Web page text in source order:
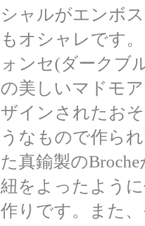
シャルがエンボ
もオシャレです
ォンセ(ダークブ
の美しいマドモ
ザインされたお
うなもので作ら
た真鍮製の
紐をよったよう
作りです。また